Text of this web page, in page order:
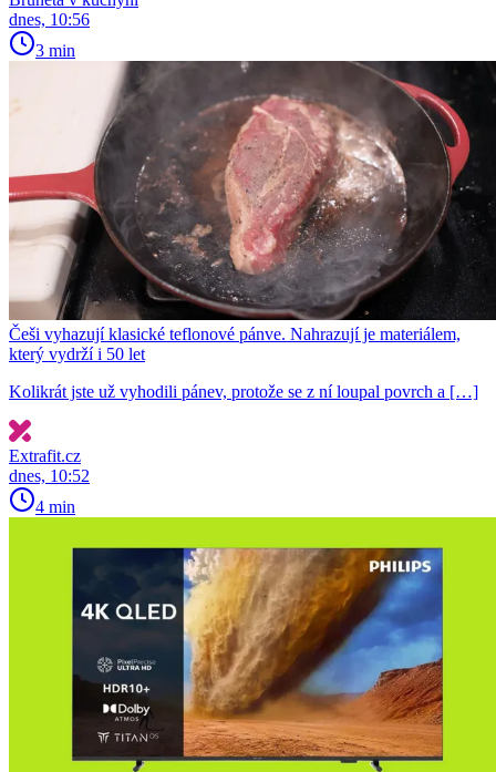
dnes, 10:56
3 min
Češi vyhazují klasické teflonové pánve. Nahrazují je materiálem,
který vydrží i 50 let
Kolikrát jste už vyhodili pánev, protože se z ní loupal povrch a […]
Extrafit.cz
dnes, 10:52
4 min